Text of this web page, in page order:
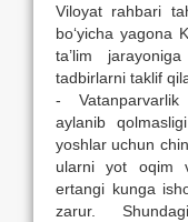
Viloyat rahbari
bo‘yicha yagona
ta’lim
tadbirlarni taklif
-
aylanib
yoshlar uchun
ularni yot oqim
ertangi kunga
zarur.